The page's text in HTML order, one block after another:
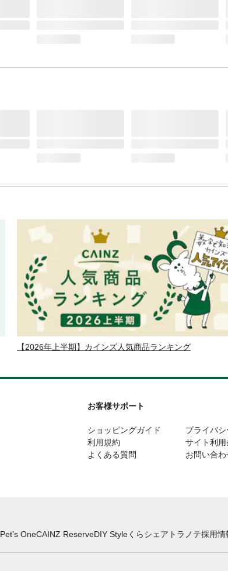
【2026年上半期】カインズ人気商品ランキング
お客様サポート
ショッピングガイド
利用規約
よくある質問
プライバ
サイト利
お問い合わ
Pet’s OneCAINZ ReserveDIY Styleくらシェア トラノテ採用情